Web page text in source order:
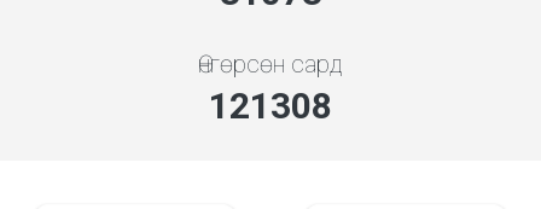
Өнгөрсөн сард
139971